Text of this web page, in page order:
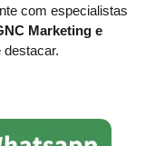
com especialistas
Marketing e
destacar.